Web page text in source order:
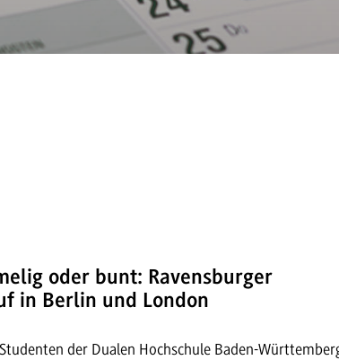
oder bunt: Ravensburger
in Berlin und London
der Dualen Hochschule Baden-